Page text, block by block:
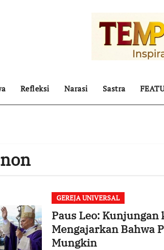
Refleksi Narasi Sastra
GEREJA UNIVERSAL
Paus Leo:
Mengajarkan Bahwa
Mungkin